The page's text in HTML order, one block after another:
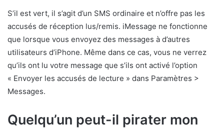
S’il est vert, il s’agit d’un SMS ordinaire et n’offre pas les
accusés de réception lus/remis. iMessage ne fonctionne
que lorsque vous envoyez des messages à d’autres
utilisateurs d’iPhone. Même dans ce cas, vous ne verrez
qu’ils ont lu votre message que s’ils ont activé l’option
« Envoyer les accusés de lecture » ​​dans Paramètres >
Messages.
Quelqu’un peut-il pirater mon